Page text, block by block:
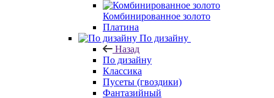
Комбинированное золото
Платина
По дизайну
Назад
По дизайну
Классика
Пусеты (гвоздики)
Фантазийный